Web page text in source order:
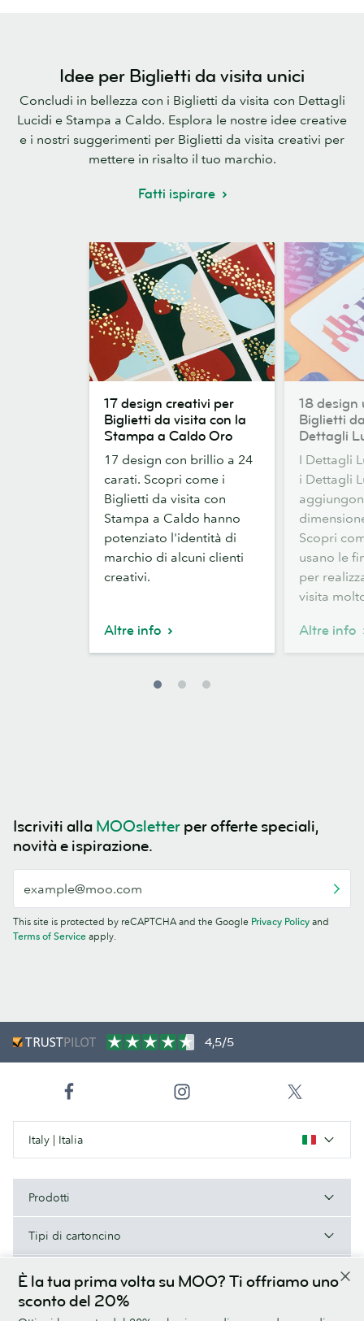
Idee per Biglietti da visita unici
Concludi in bellezza con i Biglietti da visita con Dettagli
Lucidi e Stampa a Caldo. Esplora le nostre idee creative
e i nostri suggerimenti per Biglietti da visita creativi per
mettere in risalto il tuo marchio.
Fatti ispirare
design
creativi
Biglietti
visita
con
Stampa
Oro
17 design creativi per
Biglietti da visita con la
Stampa a Caldo Oro
17 design con brillio a 24
carati. Scopri come i
Biglietti da visita con
Stampa a Caldo hanno
potenziato l'identità di
marchio di alcuni clienti
creativi.
Altre info
design
unici
Biglietti
visita
con
Dettagli
Lucidi
18 design
Biglietti
Dettagli
I Dettagli
i Dettagli
Scopri
usano le
per
visita
Altre info
Iscriviti alla MOOsletter per offerte speciali,
novità e ispirazione.
This site is protected by reCAPTCHA and the Google Privacy Policy and
Terms of Service apply.
È la tua prima volta su MOO? Ti offriamo uno
sconto del 20%
4,5/5
Italy | Italia
Prodotti
Tipi di cartoncino
A proposito di MOO